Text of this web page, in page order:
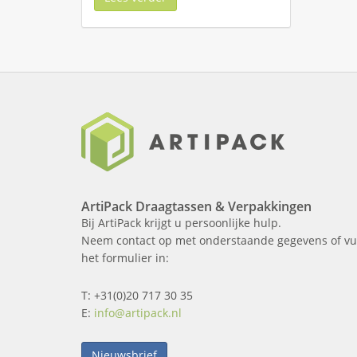
ArtiPack Draagtassen & Verpakkingen
Bij ArtiPack krijgt u persoonlijke hulp.
Neem contact op met onderstaande gegevens of
het formulier in:
T: +31(0)20 717 30 35
E: info@artipack.nl